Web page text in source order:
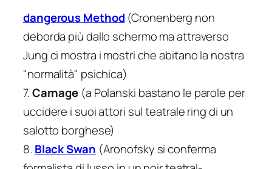
dangerous Method(Cronenberg non
deborda più dallo schermo ma attraverso
Jung ci mostra i mostri che abitano la nostra
"normalità" psichica)
7.Carnage (a Polanski bastano le parole per
uccidere i suoi attori sul teatrale ring di un
salotto borghese)
8. Black Swan (Aronofsky si conferma